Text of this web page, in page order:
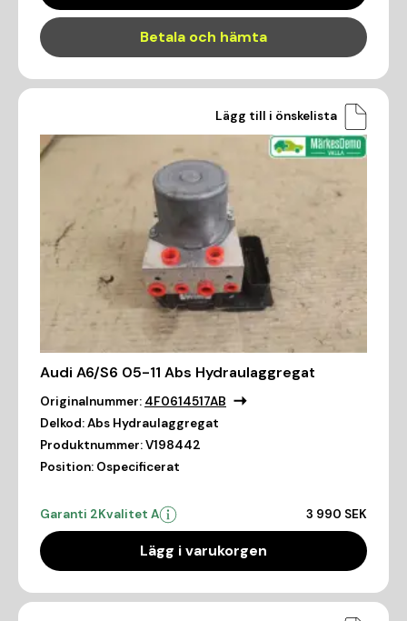
Betala och hämta
Lägg till i önskelista
Audi A6/S6 05-11 Abs Hydraulaggregat
Originalnummer: 4F0614517AB
Delkod:Abs Hydraulaggregat
Produktnummer:V198442
Position: Ospecificerat
Garanti 2Kvalitet A 3 990 SEK
Lägg i varukorgen